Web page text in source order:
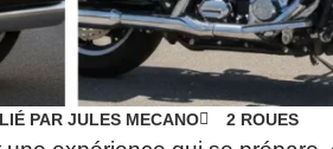
PAR JULES MECANO 2 ROUES